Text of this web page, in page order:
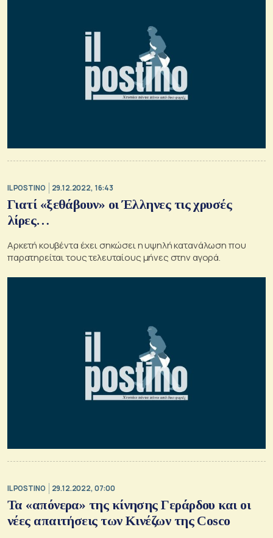
IL POSTINO 29.12.2022, 16:43
Γιατί «ξεθάβουν» οι Έλληνες τις χρυσές
λίρες…
Αρκετή κουβέντα έχει σηκώσει η υψηλή κατανάλωση που
παρατηρείται τους τελευταίους μήνες στην αγορά.
IL POSTINO 29.12.2022, 07:00
Τα «απόνερα» της κίνησης Γεράρδου και οι
νέες απαιτήσεις των Κινέζων της Cosco